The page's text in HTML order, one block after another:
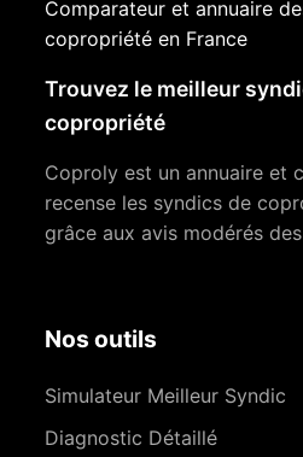
Comparateur et annuaire
copropriété en France
Trouvez le meilleur
copropriété
Coproly est un annuaire et
recense les syndics de
grâce aux avis modérés
Nos outils
Simulateur Meilleur Syndic
Diagnostic Détaillé